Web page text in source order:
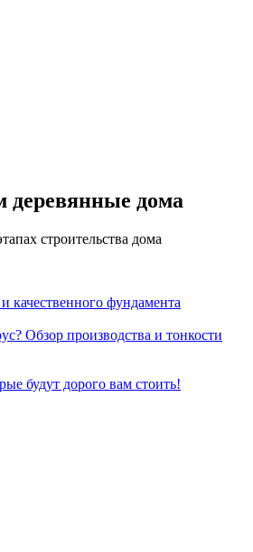
дома
строительства дома
качественного фундамента
Обзор производства и тонкости
будут дорого вам стоить!